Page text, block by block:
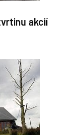
akcií